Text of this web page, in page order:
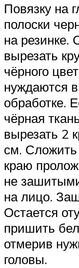
Повязку на
полоски
на
вырезать
чёрного
нуждаются
обработке.
чёрная
вырезать 2
см. Сложить
краю
не
на лицо.
Остается
пришить
отмерив
головы.